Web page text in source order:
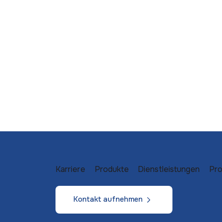
Karriere Produkte Dienstleistungen
Kontakt aufnehmen